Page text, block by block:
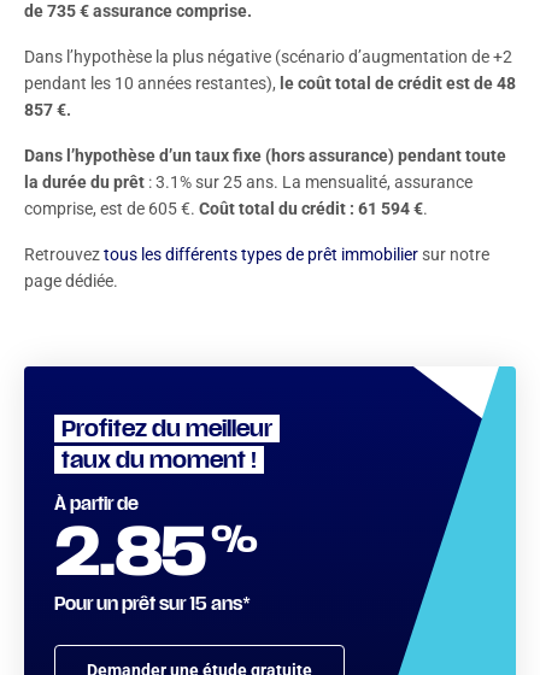
de 735 € assurance comprise.
Dans l’hypothèse la plus négative (scénario d’augmentation de +2
pendant les 10 années restantes), le coût total de crédit est de 48
857 €.
Dans l’hypothèse d’un taux fixe (hors assurance) pendant toute
la durée du prêt : 3.1% sur 25 ans. La mensualité, assurance
comprise, est de 605 €. Coût total du crédit : 61 594 €.
Retrouveztous les différents types de prêt immobilier sur notre
page dédiée.
Profitez du meilleur
taux du moment !
Demander une étude gratuite
À partir de
2.85%
Pour un prêt sur 15 ans*